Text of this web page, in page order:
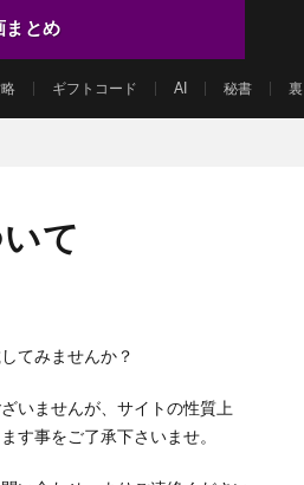
まとめ
ギフトコード AI 秘書
て
てみませんか？
いませんが、サイトの性質上
す事をご了承下さいませ。